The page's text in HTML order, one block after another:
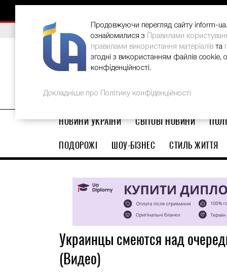
ВИБІР РЕДАКЦІЇ В Україні стартував ювілейний
НОВИНИ УКРАЇНИ СВІТОВІ НОВИНИ
ПОДОРОЖІ
ШОУ-БІЗНЕС СТИЛЬ ЖИТТЯ
Украинцы смеются над
(Видео)
Продовжуючи перегляд сайту inform-
ознайомилися з
Правилами
правилами використання матеріалів та
згодні з використанням файлів cookie,
конфіденційності.
Докладніше про Політику конфіденційності